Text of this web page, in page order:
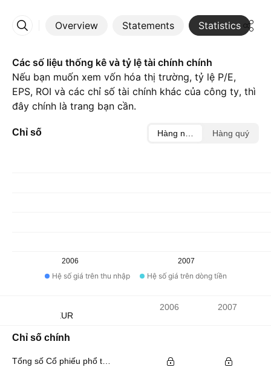
Overview Statements Statistics
More
Các số liệu thống kê và tỷ lệ tài chính chính
Nếu bạn muốn xem vốn hóa thị trường, tỷ lệ P/E,
EPS, ROI và các chỉ số tài chính khác của công ty, thì
đây chính là trang bạn cần.
Chỉ số Hàng năm Hàng quý
2006 2007
Hệ số giá trên thu nhập Hệ số giá trên dòng tiền
Đơn vị tiền tệ: EUR
2006 2007
Chỉ số chính